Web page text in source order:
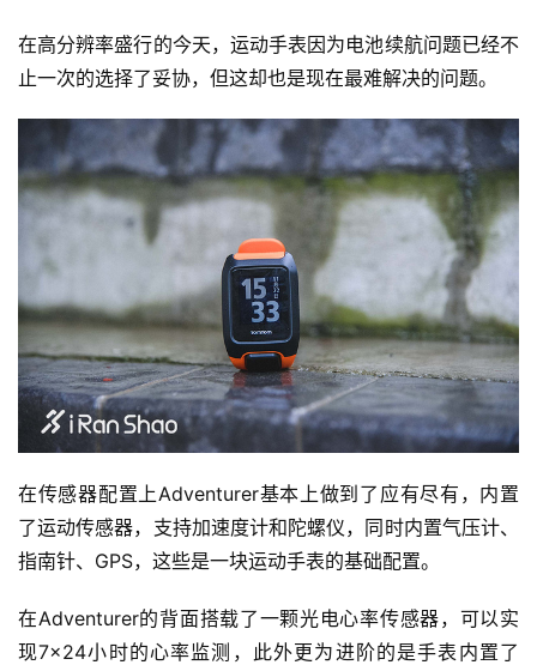
在高分辨率盛行的今天，运动手表因为电池续航问题已经不
止一次的选择了妥协，但这却也是现在最难解决的问题。
在传感器配置上Adventurer基本上做到了应有尽有，内置
了运动传感器，支持加速度计和陀螺仪，同时内置气压计、
指南针、GPS，这些是一块运动手表的基础配置。
在Adventurer的背面搭载了一颗光电心率传感器，可以实
现7×24小时的心率监测，此外更为进阶的是手表内置了